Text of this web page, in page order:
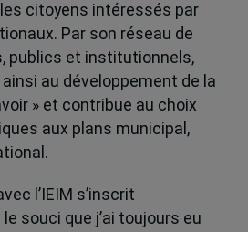
citoyens intéressés par
Par son réseau de
publics et institutionnels,
au développement de la
» et contribue au choix
aux plans municipal,
l’IEIM s’inscrit
souci que j’ai toujours eu